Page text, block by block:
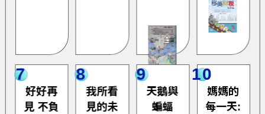
7
好好再
見 不負
8
我所看
見的未
9
天鵝與
蝙蝠
10
媽媽的
每一天: